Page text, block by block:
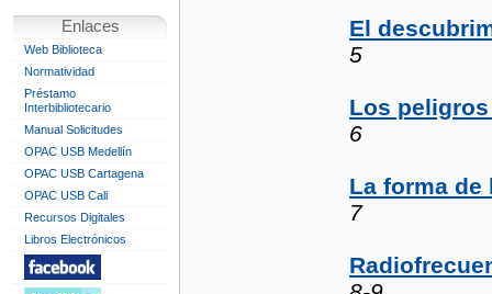
Enlaces
Web Biblioteca
Normatividad
Préstamo
Interbibliotecario
Manual Solicitudes
OPAC USB Medellín
OPAC USB Cartagena
OPAC USB Cali
Recursos Digitales
Libros Electrónicos
El
5
Los
6
La forma de
7